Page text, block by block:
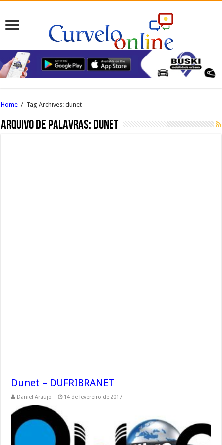
Home / Tag Archives: dunet
Arquivo de palavras:dunet
Dunet – DUFRIBRANET
Daniel Araújo 14 de fevereiro de 2017